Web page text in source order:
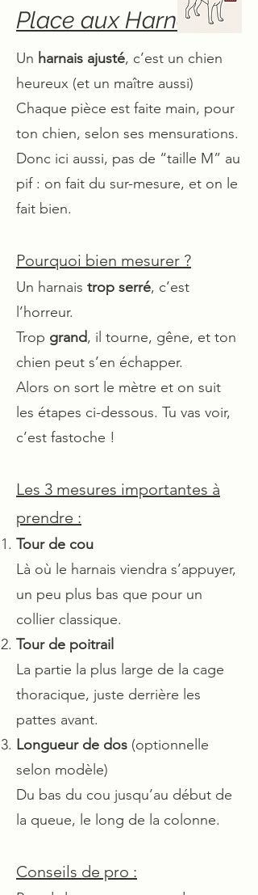
Place aux Harnais :
Un harnais ajusté, c’est un chien
heureux (et un maître aussi)
Chaque pièce est faite main, pour
ton chien, selon ses mensurations.
Donc ici aussi, pas de “taille M” au
pif : on fait du sur-mesure, et on le
fait bien.
Pourquoi bien mesurer ?
Un harnais trop serré, c’est
l’horreur.
Trop grand, il tourne, gêne, et ton
chien peut s’en échapper.
Alors on sort le mètre et on suit
les étapes ci-dessous. Tu vas voir,
c’est fastoche !
Les 3 mesures importantes à
prendre :
Tour de cou
Là où le harnais viendra s’appuyer,
un peu plus bas que pour un
collier classique.
Tour de poitrail
La partie la plus large de la cage
thoracique, juste derrière les
pattes avant.
Longueur de dos (optionnelle
selon modèle)
Du bas du cou jusqu’au début de
la queue, le long de la colonne.
Conseils de pro :